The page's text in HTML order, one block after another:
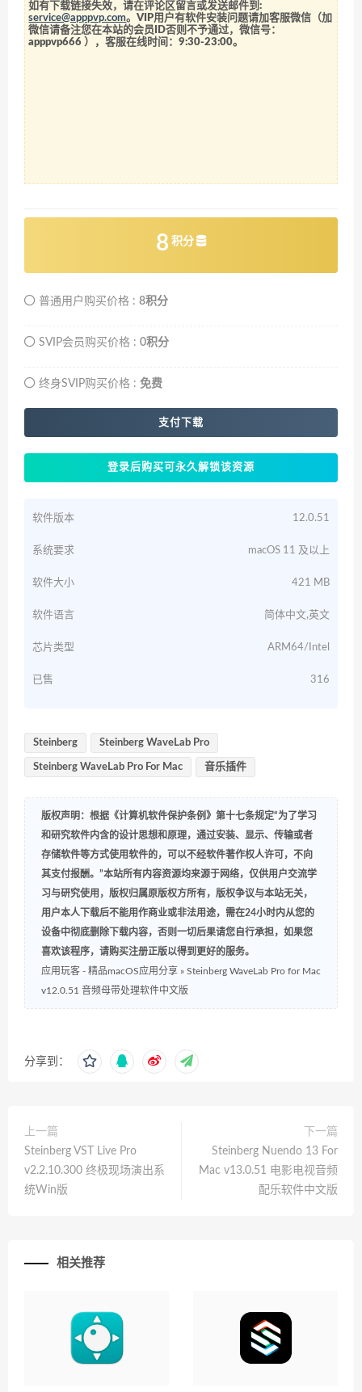
如有下载链接失效，请在评论区留言或发送邮件到:
service@apppvp.com。VIP用户有软件安装问题请加客服微信（加
微信请备注您在本站的会员ID否则不予通过，微信号：
apppvp666 ），客服在线时间：9:30-23:00。
8 积分
普通用户购买价格 : 8积分
SVIP会员购买价格 : 0积分
终身SVIP购买价格 : 免费
支付下载
登录后购买可永久解锁该资源
软件版本 12.0.51
系统要求 macOS 11 及以上
软件大小 421 MB
软件语言 简体中文,英文
芯片类型 ARM64/Intel
已售 316
Steinberg Steinberg WaveLab Pro
Steinberg WaveLab Pro For Mac 音乐插件
版权声明：根据《计算机软件保护条例》第十七条规定“为了学习
和研究软件内含的设计思想和原理，通过安装、显示、传输或者
存储软件等方式使用软件的，可以不经软件著作权人许可，不向
其支付报酬。”本站所有内容资源均来源于网络，仅供用户交流学
习与研究使用，版权归属原版权方所有，版权争议与本站无关，
用户本人下载后不能用作商业或非法用途，需在24小时内从您的
设备中彻底删除下载内容，否则一切后果请您自行承担，如果您
喜欢该程序，请购买注册正版以得到更好的服务。
应用玩客 - 精品macOS应用分享 » Steinberg WaveLab Pro for Mac
v12.0.51 音频母带处理软件中文版
分享到：
上一篇
Steinberg VST Live Pro
v2.2.10.300 终极现场演出系
统Win版
下一篇
Steinberg Nuendo 13 For
Mac v13.0.51 电影电视音频
配乐软件中文版
相关推荐